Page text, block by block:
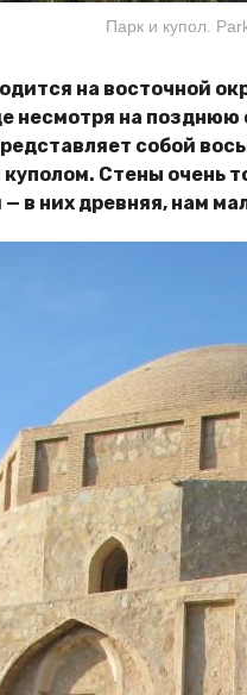
Парк и купол.
на восточной
несмотря на позднюю
собой
куполом. Стены очень
в них древняя, нам